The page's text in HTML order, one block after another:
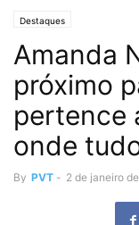
Destaques
Amanda
próximo
pertence
onde
By PVT - 2 de janeiro